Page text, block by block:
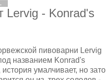
Lervig - Konrad's
пивоварни Lervig
названием Konrad's
умалчивает, но зато